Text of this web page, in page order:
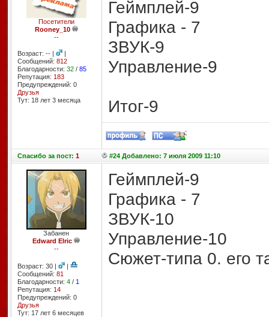
Посетители
Rooney_10
--
Возраст: -- |
|
Сообщений: 812
Благодарности: 32/ 85
Репутация: 183
Предупреждений: 0
Друзья
Тут: 18 лет 3 месяцa
Геймплей-9
Графика - 7
ЗВУК-9
Управление-9
Итог-9
Спасибоза пост: 1 #24 Добавлено: 7 июля 2009 11:10
Забанен
Edward Elric
--
Возраст: 30 |
|
Сообщений: 81
Благодарности: 4/ 1
Репутация: 14
Предупреждений: 0
Друзья
Тут: 17 лет 6 месяцев
Геймплей-9
Графика - 7
ЗВУК-10
Управление-10
Сюжет-типа 0. его